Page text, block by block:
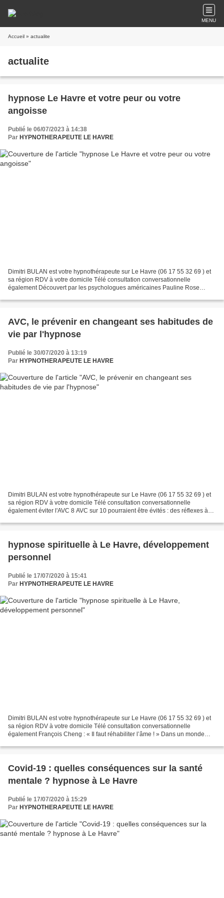
MENU
Accueil » actualite
actualite
hypnose Le Havre et votre peur ou votre
angoisse
Publié le 06/07/2023 à 14:38
Par HYPNOTHERAPEUTE LE HAVRE
Dimitri BULAN est votre hypnothérapeute sur Le Havre (06 17 55 32 69 ) et
sa région RDV à votre domicile Télé consultation conversationnelle
également Découvert par les psychologues américaines Pauline Rose
AVC, le prévenir en changeant ses habitudes de
vie par l'hypnose
Publié le 30/07/2020 à 13:19
Par HYPNOTHERAPEUTE LE HAVRE
Dimitri BULAN est votre hypnothérapeute sur Le Havre (06 17 55 32 69 ) et
sa région RDV à votre domicile Télé consultation conversationnelle
également éviter l'AVC 8 AVC sur 10 pourraient être évités : des réflexes à
hypnose spirituelle à Le Havre, développement
personnel
Publié le 17/07/2020 à 15:41
Par HYPNOTHERAPEUTE LE HAVRE
Dimitri BULAN est votre hypnothérapeute sur Le Havre (06 17 55 32 69 ) et
sa région RDV à votre domicile Télé consultation conversationnelle
également François Cheng : « Il faut réhabiliter l’âme ! » Dans un monde
Covid-19 : quelles conséquences sur la santé
mentale ? hypnose à Le Havre
Publié le 17/07/2020 à 15:29
Par HYPNOTHERAPEUTE LE HAVRE